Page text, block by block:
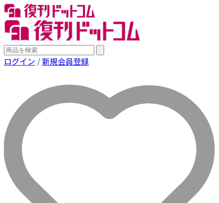
ログイン /新規会員登録